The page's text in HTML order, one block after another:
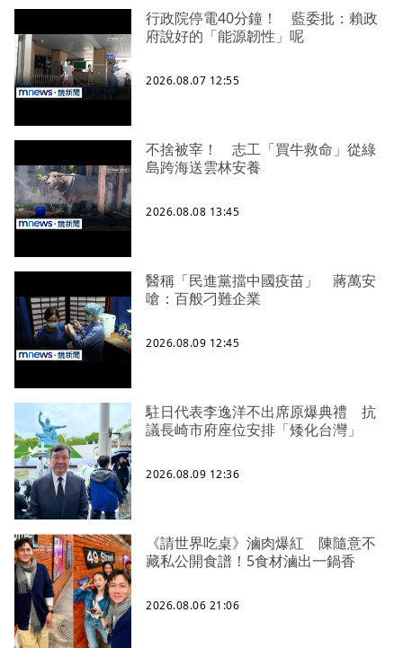
行政院停電40分鐘！ 藍委批：賴政
府說好的「能源韌性」呢
2026.08.07 12:55
不捨被宰！ 志工「買牛救命」從綠
島跨海送雲林安養
2026.08.08 13:45
醫稱「民進黨擋中國疫苗」 蔣萬安
嗆：百般刁難企業
2026.08.09 12:45
駐日代表李逸洋不出席原爆典禮 抗
議長崎市府座位安排「矮化台灣」
2026.08.09 12:36
《請世界吃桌》滷肉爆紅 陳隨意不
藏私公開食譜！5食材滷出一鍋香
2026.08.06 21:06